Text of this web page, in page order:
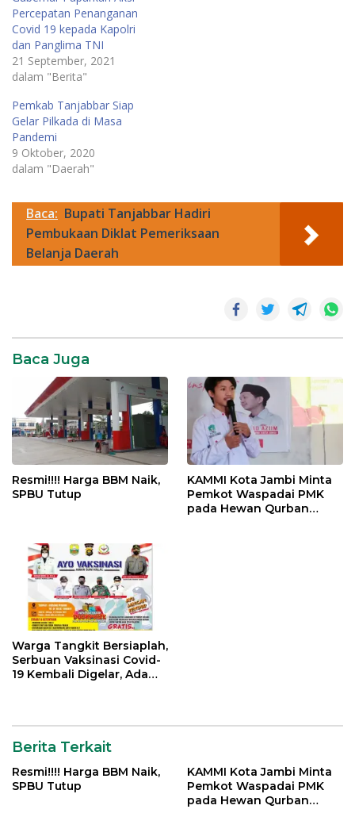
Percepatan Penanganan
Covid 19 kepada Kapolri
dan Panglima TNI
21 September, 2021
dalam "Berita"
Pemkab Tanjabbar Siap
Gelar Pilkada di Masa
Pandemi
9 Oktober, 2020
dalam "Daerah"
Baca: Bupati Tanjabbar Hadiri
Pembukaan Diklat Pemeriksaan
Belanja Daerah
Baca Juga
Resmi!!!! Harga BBM Naik,
SPBU Tutup
KAMMI Kota Jambi Minta
Pemkot Waspadai PMK
pada Hewan Qurban
Warga Tangkit Bersiaplah,
Serbuan Vaksinasi Covid-
19 Kembali Digelar, Ada
Berita Terkait
Resmi!!!! Harga BBM Naik,
SPBU Tutup
KAMMI Kota Jambi Minta
Pemkot Waspadai PMK
pada Hewan Qurban